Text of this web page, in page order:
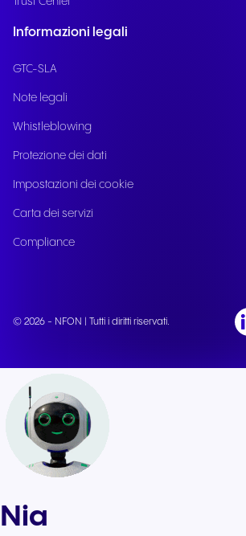
Informazioni legali
GTC-SLA
Note legali
Whistleblowing
Protezione dei dati
Impostazioni dei cookie
Carta dei servizi
Compliance
© 2026 - NFON | Tutti i diritti riservati.